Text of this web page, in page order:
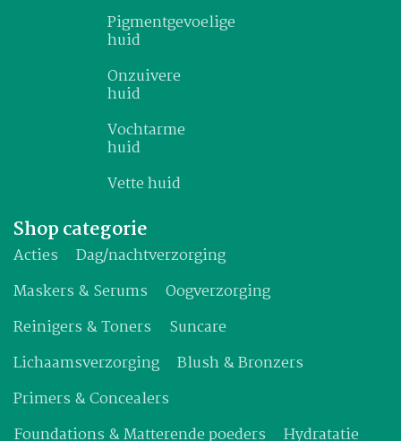
Pigmentgevoelige
huid
Onzuivere
huid
Vochtarme
huid
Vette huid
Shop categorie
Acties
Dag/nachtverzorging
Maskers & Serums
Oogverzorging
Reinigers & Toners
Suncare
Lichaamsverzorging
Blush & Bronzers
Primers & Concealers
Foundations & Matterende poeders
Hydratatie